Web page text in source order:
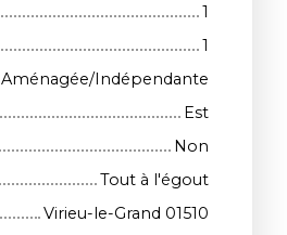
1
1
Aménagée/Indépendante
Est
Non
Tout à l'égout
Virieu-le-Grand 01510